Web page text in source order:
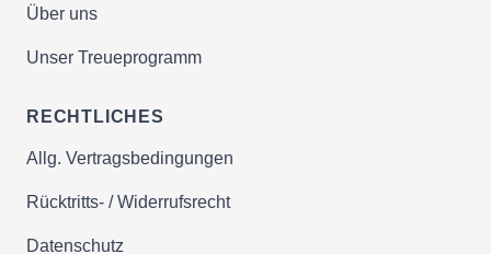
Über uns
Unser Treueprogramm
RECHTLICHES
Allg. Vertragsbedingungen
Rücktritts- / Widerrufsrecht
Datenschutz